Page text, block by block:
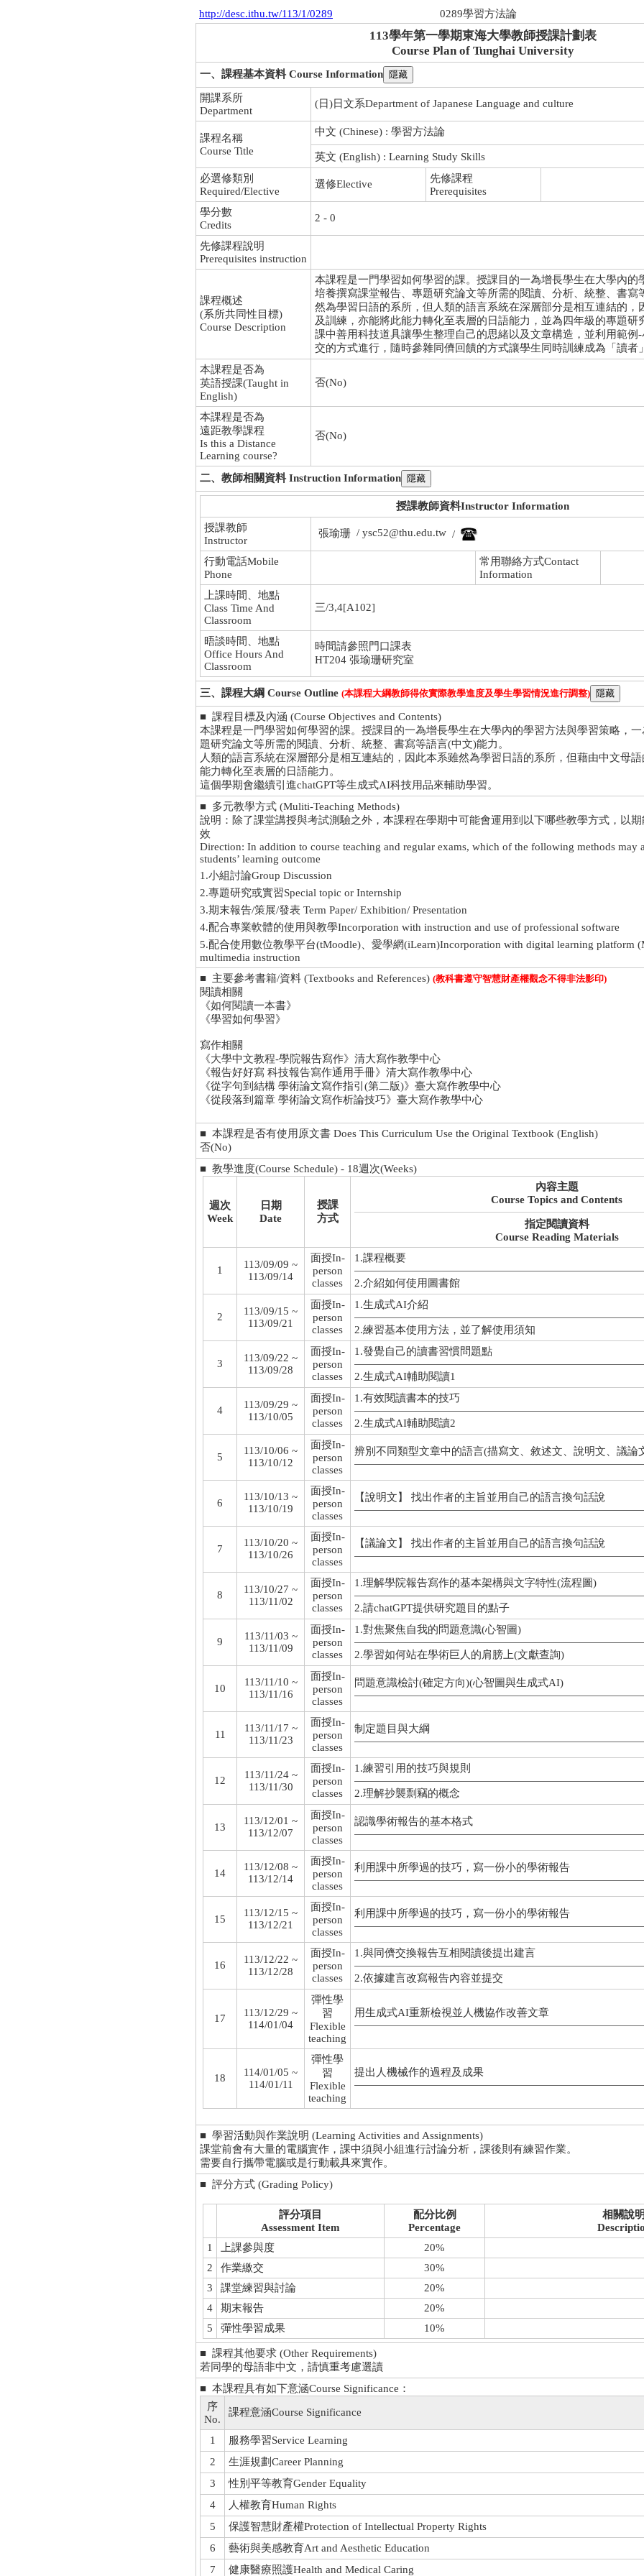
http://desc.ithu.tw/113/1/0289 0289學習方法論
113學年第一學期東海大學教師授課計劃表
Course Plan of Tunghai University
一、課程基本資料 Course Information
開課系所
Department
(日)日文系Department of Japanese Language and culture
課程名稱
Course Title
中文 (Chinese) : 學習方法論
英文 (English) : Learning Study Skills
必選修類別
Required/Elective
選修Elective
先修課程
Prerequisites
學分數
Credits
2 - 0
先修課程說明
Prerequisites instruction
課程概述
(系所共同性目標)
Course Description
本課程是一門學習如何學習的課。授課目的一為增長學生在大學內的
培養撰寫課堂報告、專題研究論文等所需的閱讀、分析、統整、書寫
然為學習日語的系所，但人類的語言系統在深層部分是相互連結的，
及訓練，亦能將此能力轉化至表層的日語能力，並為四年級的專題研
課中善用科技道具讓學生整理自己的思緒以及文章構造，並利用範例
交的方式進行，隨時參雜同儕回饋的方式讓學生同時訓練成為「讀者
本課程是否為
英語授課(Taught in
English)
否(No)
本課程是否為
遠距教學課程
Is this a Distance
Learning course?
否(No)
二、教師相關資料 Instruction Information
授課教師資料Instructor Information
授課教師
Instructor
張瑜珊 / ysc52@thu.edu.tw /
行動電話Mobile
Phone
常用聯絡方式Contact
Information
上課時間、地點
Class Time And
Classroom
三/3,4[A102]
晤談時間、地點
Office Hours And
Classroom
時間請參照門口課表
HT204 張瑜珊研究室
三、課程大綱 Course Outline (本課程大綱教師得依實際教學進度及學生學習情況進行調整)
■ 課程目標及內涵 (Course Objectives and Contents)
本課程是一門學習如何學習的課。授課目的一為增長學生在大學內的學習方法與學習策略，
題研究論文等所需的閱讀、分析、統整、書寫等語言(中文)能力。
人類的語言系統在深層部分是相互連結的，因此本系雖然為學習日語的系所，但藉由中文母
能力轉化至表層的日語能力。
這個學期會繼續引進chatGPT等生成式AI科技用品來輔助學習。
■ 多元教學方式 (Muliti-Teaching Methods)
說明：除了課堂講授與考試測驗之外，本課程在學期中可能會運用到以下哪些教學方式，以
效
Direction: In addition to course teaching and regular exams, which of the following methods may
students’ learning outcome
1.小組討論Group Discussion
2.專題研究或實習Special topic or Internship
3.期末報告/策展/發表 Term Paper/ Exhibition/ Presentation
4.配合專業軟體的使用與教學Incorporation with instruction and use of professional software
5.配合使用數位教學平台(tMoodle)、愛學網(iLearn)Incorporation with digital learning platform
multimedia instruction
■ 主要參考書籍/資料 (Textbooks and References) (教科書遵守智慧財產權觀念不得非法影印)
閱讀相關
《如何閱讀一本書》
《學習如何學習》
寫作相關
《大學中文教程-學院報告寫作》清大寫作教學中心
《報告好好寫 科技報告寫作通用手冊》清大寫作教學中心
《從字句到結構 學術論文寫作指引(第二版)》臺大寫作教學中心
《從段落到篇章 學術論文寫作析論技巧》臺大寫作教學中心
■ 本課程是否有使用原文書 Does This Curriculum Use the Original Textbook (English)
否(No)
■ 教學進度(Course Schedule) - 18週次(Weeks)
週次
Week
日期
Date
授課
方式
內容主題
Course Topics and Contents
指定閱讀資料
Course Reading Materials
1
113/09/09 ~
113/09/14
面授In-
person
classes
1.課程概要
2.介紹如何使用圖書館
2
113/09/15 ~
113/09/21
面授In-
person
classes
1.生成式AI介紹
2.練習基本使用方法，並了解使用須知
3
113/09/22 ~
113/09/28
面授In-
person
classes
1.發覺自己的讀書習慣問題點
2.生成式AI輔助閱讀1
4
113/09/29 ~
113/10/05
面授In-
person
classes
1.有效閱讀書本的技巧
2.生成式AI輔助閱讀2
5
113/10/06 ~
113/10/12
面授In-
person
classes
辨別不同類型文章中的語言(描寫文、敘述文、說明文、議論
6
113/10/13 ~
113/10/19
面授In-
person
classes
【說明文】 找出作者的主旨並用自己的語言換句話說
7
113/10/20 ~
113/10/26
面授In-
person
classes
【議論文】 找出作者的主旨並用自己的語言換句話說
8
113/10/27 ~
113/11/02
面授In-
person
classes
1.理解學院報告寫作的基本架構與文字特性(流程圖)
2.請chatGPT提供研究題目的點子
9
113/11/03 ~
113/11/09
面授In-
person
classes
1.對焦聚焦自我的問題意識(心智圖)
2.學習如何站在學術巨人的肩膀上(文獻查詢)
10
113/11/10 ~
113/11/16
面授In-
person
classes
問題意識檢討(確定方向)(心智圖與生成式AI)
11
113/11/17 ~
113/11/23
面授In-
person
classes
制定題目與大綱
12
113/11/24 ~
113/11/30
面授In-
person
classes
1.練習引用的技巧與規則
2.理解抄襲剽竊的概念
13
113/12/01 ~
113/12/07
面授In-
person
classes
認識學術報告的基本格式
14
113/12/08 ~
113/12/14
面授In-
person
classes
利用課中所學過的技巧，寫一份小的學術報告
15
113/12/15 ~
113/12/21
面授In-
person
classes
利用課中所學過的技巧，寫一份小的學術報告
16
113/12/22 ~
113/12/28
面授In-
person
classes
1.與同儕交換報告互相閱讀後提出建言
2.依據建言改寫報告內容並提交
17
113/12/29 ~
114/01/04
彈性學
習
Flexible
teaching
用生成式AI重新檢視並人機協作改善文章
18
114/01/05 ~
114/01/11
彈性學
習
Flexible
teaching
提出人機械作的過程及成果
■ 學習活動與作業說明 (Learning Activities and Assignments)
課堂前會有大量的電腦實作，課中須與小組進行討論分析，課後則有練習作業。
需要自行攜帶電腦或是行動載具來實作。
■ 評分方式 (Grading Policy)
評分項目
Assessment Item
配分比例
Percentage
相關說
1
上課參與度
20%
2
作業繳交
30%
3
課堂練習與討論
20%
4
期末報告
20%
5
彈性學習成果 10%
■ 課程其他要求 (Other Requirements)
若同學的母語非中文，請慎重考慮選讀
■ 本課程具有如下意涵Course Significance：
序
No.
課程意涵Course Significance
1
服務學習Service Learning
2
生涯規劃Career Planning
3
性別平等教育Gender Equality
4
人權教育Human Rights
5
保護智慧財產權Protection of Intellectual Property Rights
6
藝術與美感教育Art and Aesthetic Education
7
健康醫療照護Health and Medical Caring